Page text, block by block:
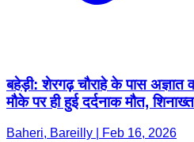
बहेड़ी: शेरगढ़ चौराहे के पास अज्ञात
मौके पर ही हुई दर्दनाक मौत,
Baheri, Bareilly | Feb 16, 2026